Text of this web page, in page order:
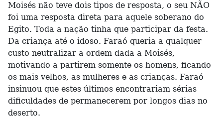
Moisés não teve dois tipos de resposta, o seu NÃO
foi uma resposta direta para aquele soberano do
Egito. Toda a nação tinha que participar da festa.
Da criança até o idoso. Faraó queria a qualquer
custo neutralizar a ordem dada a Moisés,
motivando a partirem somente os homens, ficando
os mais velhos, as mulheres e as crianças. Faraó
insinuou que estes últimos encontrariam sérias
dificuldades de permanecerem por longos dias no
deserto.